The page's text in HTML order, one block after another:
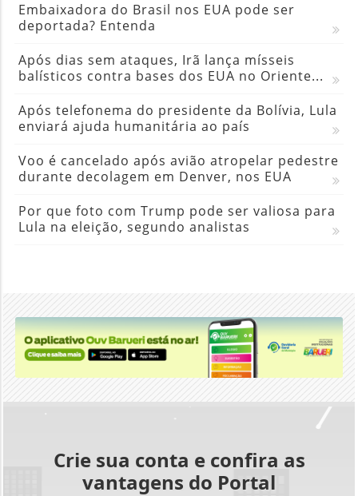
Embaixadora do Brasil nos EUA pode ser
deportada? Entenda
Após dias sem ataques, Irã lança mísseis
balísticos contra bases dos EUA no Oriente...
Após telefonema do presidente da Bolívia, Lula
enviará ajuda humanitária ao país
Voo é cancelado após avião atropelar pedestre
durante decolagem em Denver, nos EUA
Por que foto com Trump pode ser valiosa para
Lula na eleição, segundo analistas
Crie sua conta e confira as
vantagens do Portal